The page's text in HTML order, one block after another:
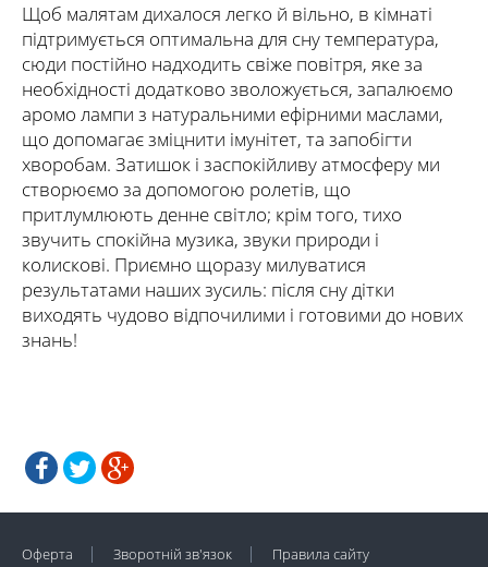
Щоб малятам дихалося легко й вільно, в кімнаті
підтримується оптимальна для сну температура,
сюди постійно надходить свіже повітря, яке за
необхідності додатково зволожується, запалюємо
аромо лампи з натуральними ефірними маслами,
що допомагає зміцнити імунітет, та запобігти
хворобам. Затишок і заспокійливу атмосферу ми
створюємо за допомогою ролетів, що
притлумлюють денне світло; крім того, тихо
звучить спокійна музика, звуки природи і
колискові. Приємно щоразу милуватися
результатами наших зусиль: після сну дітки
виходять чудово відпочилими і готовими до нових
знань!
Оферта Зворотній зв'язок Правила сайту